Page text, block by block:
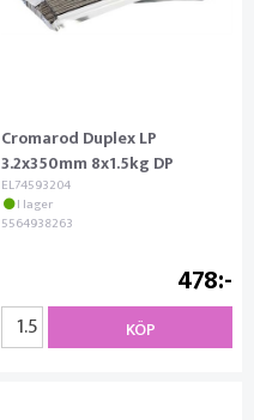
Cromarod Duplex LP
3.2x350mm 8x1.5kg DP
EL74593204
I lager
5564938263
478
KÖP